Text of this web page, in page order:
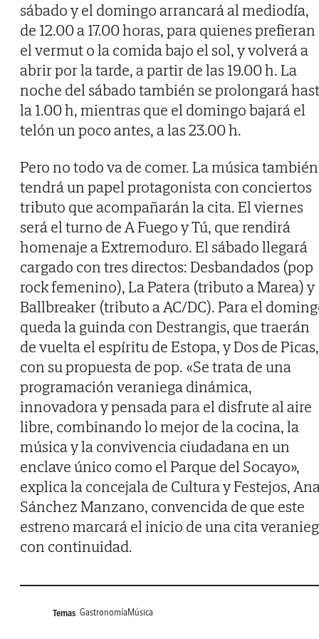
sábado y el domingo arrancará al mediodía,
de 12.00 a 17.00 horas, para quienes prefieran
el vermut o la comida bajo el sol, y volverá a
abrir por la tarde, a partir de las 19.00 h. La
noche del sábado también se prolongará
la 1.00 h, mientras que el domingo bajará el
telón un poco antes, a las 23.00 h.
Pero no todo va de comer. La música también
tendrá un papel protagonista con conciertos
tributo que acompañarán la cita. El viernes
será el turno de A Fuego y Tú, que rendirá
homenaje a Extremoduro. El sábado llegará
cargado con tres directos: Desbandados (pop
rock femenino), La Patera (tributo a Marea) y
Ballbreaker (tributo a AC/DC). Para el
queda la guinda con Destrangis, que traerán
de vuelta el espíritu de Estopa, y Dos de Picas,
con su propuesta de pop. «Se trata de una
programación veraniega dinámica,
innovadora y pensada para el disfrute al aire
libre, combinando lo mejor de la cocina, la
música y la convivencia ciudadana en un
enclave único como el Parque del Socayo»,
explica la concejala de Cultura y Festejos,
Sánchez Manzano, convencida de que este
estreno marcará el inicio de una cita
con continuidad.
Temas Gastronomía Música